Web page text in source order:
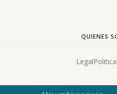
QUIENES
Legal